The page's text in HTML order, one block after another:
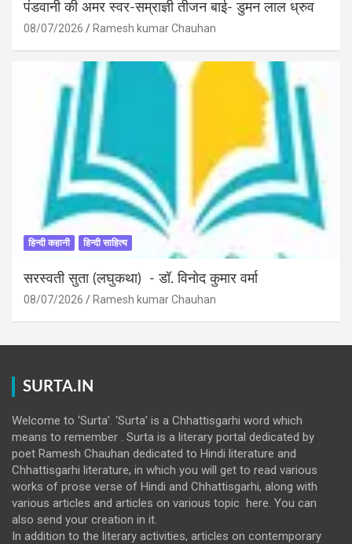
पंडवानी की अमर स्वर-सम्राज्ञी तीजन बाई- डुमन लाल ध्रुव
08/07/2026 Ramesh kumar Chauhan
हिन्दी कहानी हिन्दी साहित्य
सरस्वती सुता (लघुकथा) ​- डॉ. विनोद कुमार वर्मा
08/07/2026 Ramesh kumar Chauhan
SURTA.IN
Welcome to ‘Surta’. ‘Surta’ is a Chhattisgarhi word which
means to remember . Surta is a literary portal dedicated by
poet Ramesh Chauhan dedicated to Hindi literature and
Chhattisgarhi literature, in which you will get to read various
works of prose verse of Hindi and Chhattisgarhi, along with
various articles and articles on various topic here. You can
also send your creation in it.
In addition to the literary activities, articles on contemporary